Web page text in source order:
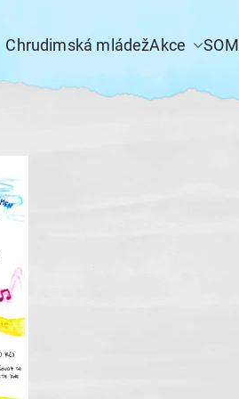
Chrudimská mládežAkce SOM